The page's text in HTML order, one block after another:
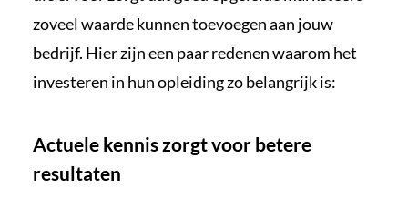
zoveel waarde kunnen toevoegen aan jouw
bedrijf. Hier zijn een paar redenen waarom het
investeren in hun opleiding zo belangrijk is:
Actuele kennis zorgt voor betere
resultaten